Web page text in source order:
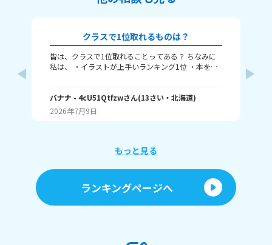
クラスで1位取れるものは？
皆は、クラスで1位取れることってある？ ちなみに
私は、 ・イラストが上手いランキング1位 ・本を読
ングで1位取れる？ 書いてくれたら嬉しいです！ じ
ゃね。
バナナ - 4cU51Qtfzwさん(13さい・ 北海道)
2026年7月9日
もっと見る
ランキングページへ